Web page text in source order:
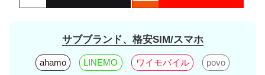
サブブランド、格安SIM/スマホ
ahamo LINEMO ワイモバイル povo